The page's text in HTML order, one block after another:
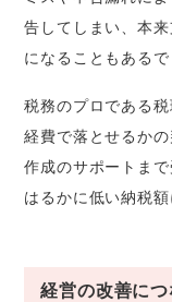
告してしまい、本
になることもあるで
税務のプロである
経費で落とせるか
作成のサポートま
はるかに低い納税
経営の改善につ